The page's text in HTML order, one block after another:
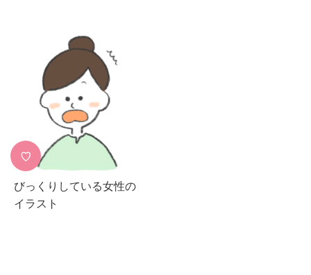
♡
びっくりしている女性の
イラスト